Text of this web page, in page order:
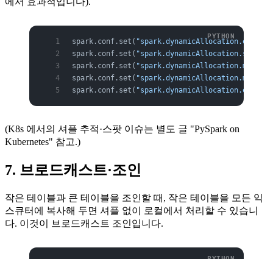
spark.conf.set(
spark.conf.set(
spark.conf.set(
spark.conf.set(
spark.conf.set(
(K8s 에서의 셔플 추적·스팟 이슈는 별도 글 "PySpark on
Kubernetes" 참고.)
7. 브로드캐스트·조인
작은 테이블과 큰 테이블을 조인할 때, 작은 테이블을 모든 익
스큐터에 복사해 두면 셔플 없이 로컬에서 처리할 수 있습니
다. 이것이 브로드캐스트 조인입니다.